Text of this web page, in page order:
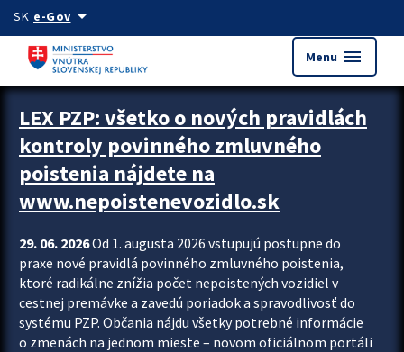
Preskocit na hlavný obsah
SK e-Govarrow_drop_down
Menu menu
Zastavit automatický posun upútavok
LEX PZP: všetko o nových pravidlách
kontroly povinného zmluvného
poistenia nájdete na
www.nepoistenevozidlo.sk
29. 06. 2026Od 1. augusta 2026 vstupujú postupne do
praxe nové pravidlá povinného zmluvného poistenia,
ktoré radikálne znížia počet nepoistených vozidiel v
cestnej premávke a zavedú poriadok a spravodlivosť do
systému PZP. Občania nájdu všetky potrebné informácie
o zmenách na jednom mieste – novom oficiálnom portáli